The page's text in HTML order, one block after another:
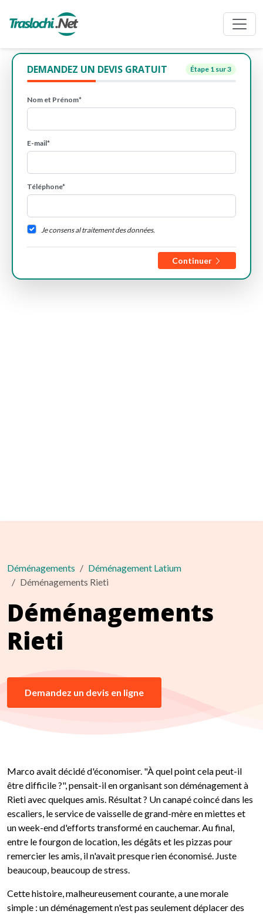
DEMANDEZ UN DEVIS GRATUIT Étape 1 sur 3
Nom et Prénom*
E-mail*
Téléphone*
Je consens al traitement des données.
Continuer
Déménagements
Déménagement Latium
Déménagements Rieti
Déménagements
Rieti
Demandez un devis en ligne
Marco avait décidé d'économiser. "À quel point cela peut-il
être difficile ?", pensait-il en organisant son déménagement à
Rieti avec quelques amis. Résultat ? Un canapé coincé dans les
escaliers, le service de vaisselle de grand-mère en miettes et
un week-end d'efforts transformé en cauchemar. Au final,
entre le fourgon de location, les dégâts et les pizzas pour
remercier les amis, il n'avait presque rien économisé. Juste
beaucoup, beaucoup de stress.
Cette histoire, malheureusement courante, a une morale
simple : un déménagement n'est pas seulement déplacer des